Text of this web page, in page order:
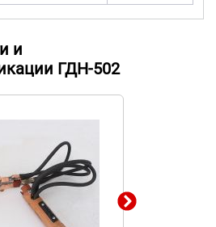
и
ГДН-502